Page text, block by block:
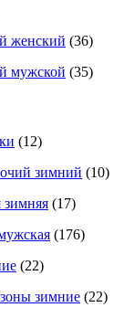
женский (36)
мужской (35)
(12)
зимний (10)
зимняя (17)
(176)
(22)
зимние (22)